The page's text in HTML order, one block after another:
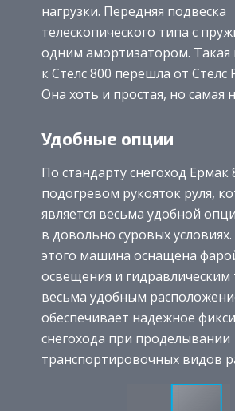
нагрузки. Передняя подвеска
телескопического типа с
одним амортизатором. Такая
к Стелс 800 перешла от Стелс
Она хоть и простая, но самая
Удобные опции
По стандарту снегоход Ермак
подогревом рукояток руля,
является весьма удобной
в довольно суровых
этого машина оснащена
освещения и
весьма удобным
обеспечивает надежное
снегохода при проделывании
транспортировочных видов